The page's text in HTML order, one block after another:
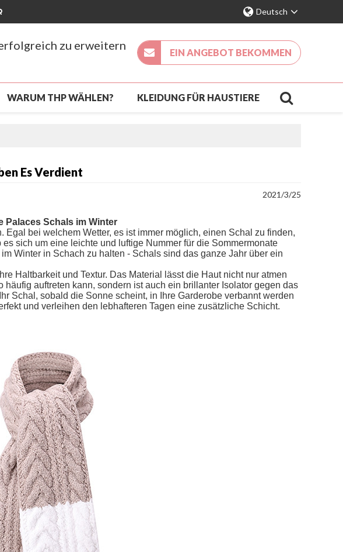
Deutsch
zu erweitern
EIN ANGEBOT BEKOMMEN
WARUM THP WÄHLEN? KLEIDUNG FÜR HAUSTIERE
Es Verdient
2021/3/25
Palaces Schals im Winter
bei welchem Wetter, es ist immer möglich, einen Schal zu finden,
sich um eine leichte und luftige Nummer für die Sommermonate
Winter in Schach zu halten - Schals sind das ganze Jahr über ein
Haltbarkeit und Textur. Das Material lässt die Haut nicht nur atmen
auftreten kann, sondern ist auch ein brillanter Isolator gegen das
Schal, sobald die Sonne scheint, in Ihre Garderobe verbannt werden
und verleihen den lebhafteren Tagen eine zusätzliche Schicht.